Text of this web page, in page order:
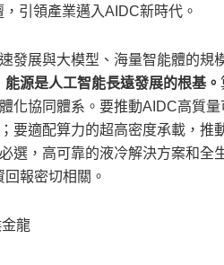
引領產業邁入AIDC新時代。
發展與大模型、海量智能體的規
源是人工智能長遠發展的根基。
化協同體系。要推動AIDC高質量
要適配算力的超高密度承載，推
選，高可靠的液冷解決方案和全
報密切相關。
龍